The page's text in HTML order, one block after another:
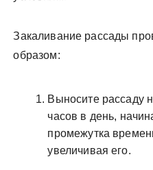
Закаливание рассады
образом:
Выносите рассаду
часов в день,
промежутка
увеличивая его.